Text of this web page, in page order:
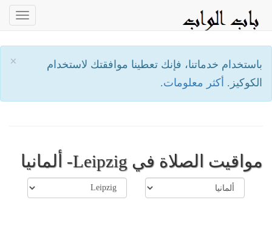
×
باستخدام خدماتنا، فإنك تعطينا موافقتك لاستخدام
الكوكيز. أكثر معلومات.
مواقيت الصلاة في Leipzig- ألمانيا